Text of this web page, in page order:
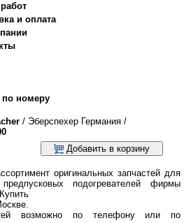
и оплата
по номеру
/ Эберспехер Германия /
Добавить в корзину
оригинальных запчастей для
подогревателей фирмы
Купить
возможно по телефону или по